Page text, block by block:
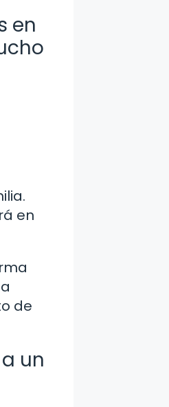
en
en
de
un